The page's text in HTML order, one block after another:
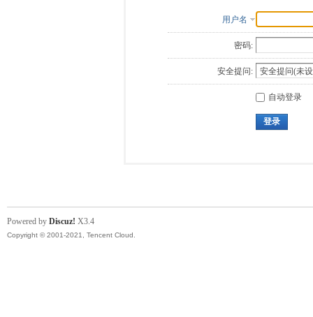
用户名
密码:
安全提问:
自动登录
登录
Powered by Discuz! X3.4
Copyright © 2001-2021, Tencent Cloud.